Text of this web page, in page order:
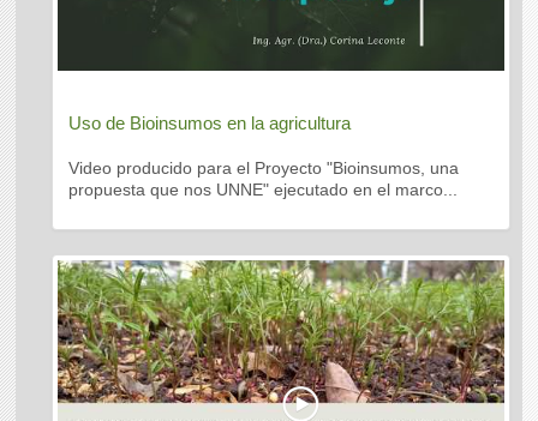
Uso de Bioinsumos en la agricultura
Video producido para el Proyecto "Bioinsumos, una
propuesta que nos UNNE" ejecutado en el marco...